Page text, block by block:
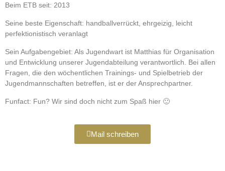
Beim ETB seit: 2013
Seine beste Eigenschaft: handballverrückt, ehrgeizig, leicht
perfektionistisch veranlagt
Sein Aufgabengebiet: Als Jugendwart ist Matthias für Organisation
und Entwicklung unserer Jugendabteilung verantwortlich. Bei allen
Fragen, die den wöchentlichen Trainings- und Spielbetrieb der
Jugendmannschaften betreffen, ist er der Ansprechpartner.
Funfact: Fun? Wir sind doch nicht zum Spaß hier 🙂
Mail schreiben